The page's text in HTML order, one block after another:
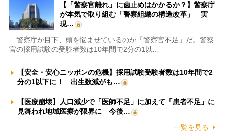
【「警察官離れ」に歯止めはかかるか？】警察庁
が本気で取り組む「警察組織の構造改革」 実
現…
警察庁が目下、頭を悩ませているのが「警察官不足」だ。警察
官の採用試験の受験者数は10年間で2分の1以…
【安全・安心ニッポンの危機】採用試験受験者数は10年間で2
分の1以下に！ 出生数減がも…
【医療崩壊】人口減少で「医師不足」に加えて「患者不足」に
見舞われ地域医療が限界に 今後…
一覧を見る